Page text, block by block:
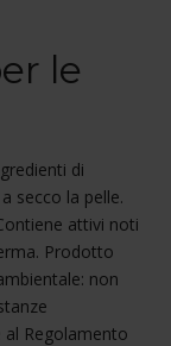
le
di
secco la pelle.
attivi noti
Prodotto
non
Regolamento